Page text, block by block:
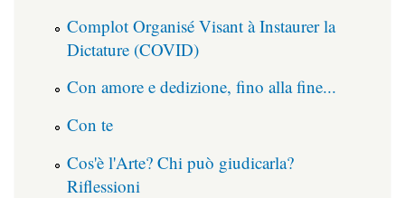
Complot Organisé Visant à Instaurer la
Dictature (COVID)
Con amore e dedizione, fino alla fine...
Con te
Cos'è l'Arte? Chi può giudicarla?
Riflessioni